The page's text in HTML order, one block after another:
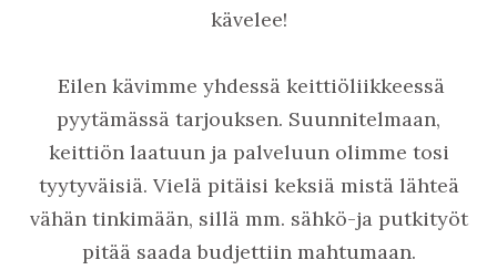
kävelee!
Eilen kävimme yhdessä keittiöliikkeessä
pyytämässä tarjouksen. Suunnitelmaan,
keittiön laatuun ja palveluun olimme tosi
tyytyväisiä. Vielä pitäisi keksiä mistä lähteä
vähän tinkimään, sillä mm. sähkö-ja putkityöt
pitää saada budjettiin mahtumaan.